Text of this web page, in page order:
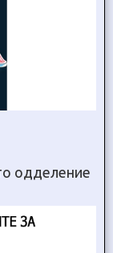
одделение